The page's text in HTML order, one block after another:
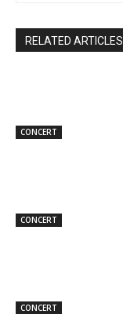
RELATED ARTICLES
CONCERT
CONCERT
CONCERT